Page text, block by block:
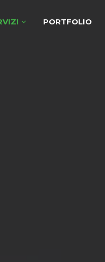
PORTFOLIO